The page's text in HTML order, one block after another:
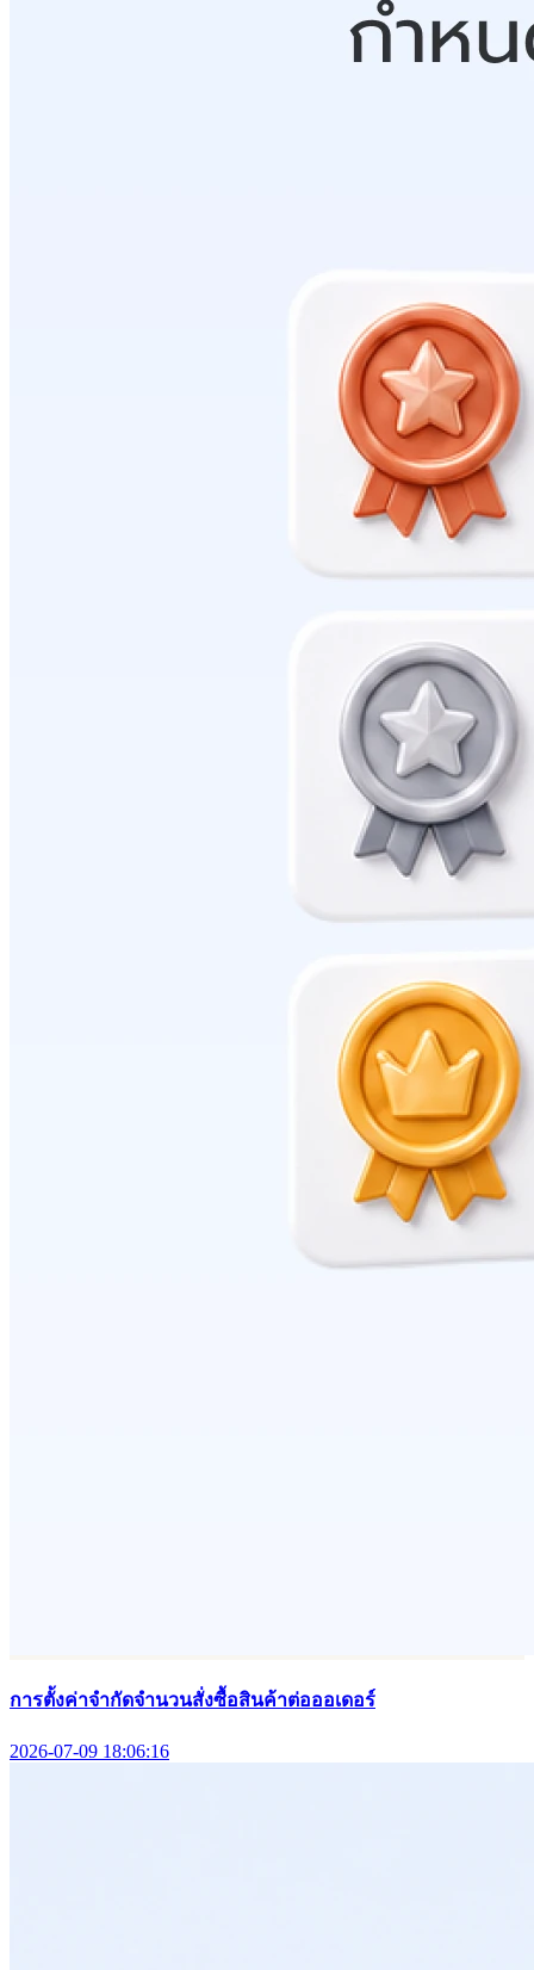
การตั้งค่าจำกัดจำนวนสั่งซื้อสินค้าต่อออเดอร์
2026-07-09 18:06:16